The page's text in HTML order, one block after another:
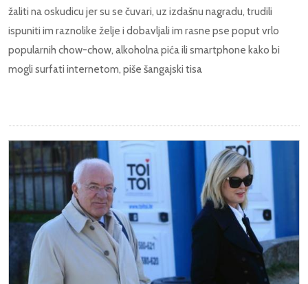
žaliti na oskudicu jer su se čuvari, uz izdašnu nagradu, trudili
ispuniti im raznolike želje i dobavljali im rasne pse poput vrlo
popularnih chow-chow, alkoholna pića ili smartphone kako bi
mogli surfati internetom, piše šangajski tisa